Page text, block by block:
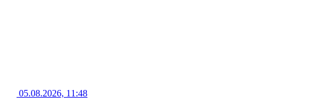
05.08.2026, 11:48